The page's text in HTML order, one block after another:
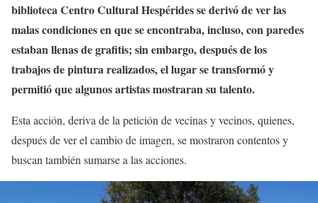
biblioteca Centro Cultural Hespérides se derivó de ver las
malas condiciones en que se encontraba, incluso, con paredes
estaban llenas de grafitis; sin embargo, después de los
trabajos de pintura realizados, el lugar se transformó y
permitió que algunos artistas mostraran su talento.
Esta acción, deriva de la petición de vecinas y vecinos, quienes,
después de ver el cambio de imagen, se mostraron contentos y
buscan también sumarse a las acciones.